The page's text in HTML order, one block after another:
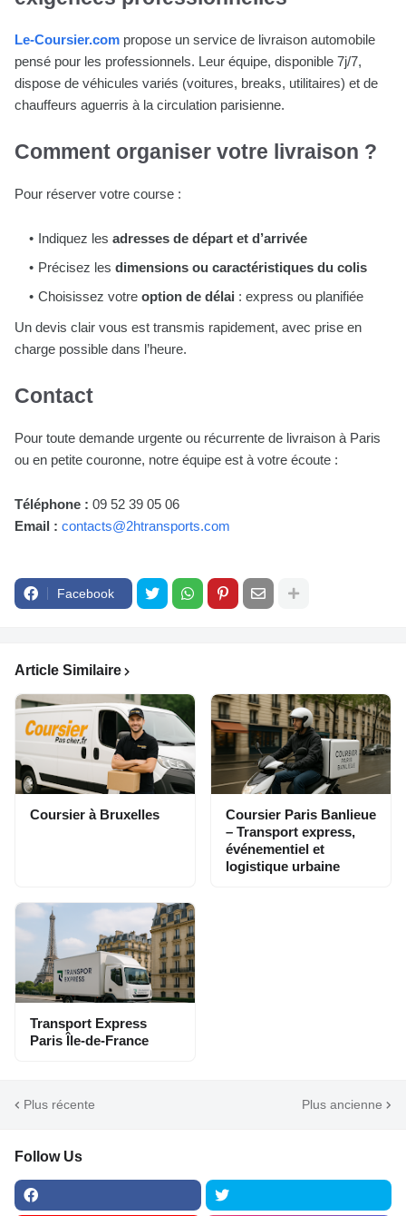
Le-Coursier.com propose un service de livraison automobile
pensé pour les professionnels. Leur équipe, disponible 7j/7,
dispose de véhicules variés (voitures, breaks, utilitaires) et de
chauffeurs aguerris à la circulation parisienne.
Comment organiser votre livraison ?
Pour réserver votre course :
Indiquez les adresses de départ et d’arrivée
Précisez les dimensions ou caractéristiques du colis
Choisissez votre option de délai : express ou planifiée
Un devis clair vous est transmis rapidement, avec prise en
charge possible dans l’heure.
Contact
Pour toute demande urgente ou récurrente de livraison à Paris
ou en petite couronne, notre équipe est à votre écoute :
Téléphone : 09 52 39 05 06
Email : contacts@2htransports.com
Facebook
Article Similaire
Coursier à Bruxelles
Coursier Paris Banlieue
– Transport express,
événementiel et
logistique urbaine
Transport Express
Paris Île-de-France
Plus récente Plus ancienne
Follow Us